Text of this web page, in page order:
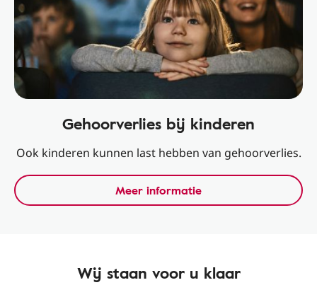
Gehoorverlies bij kinderen
Ook kinderen kunnen last hebben van gehoorverlies.
Meer informatie
Wij staan voor u klaar